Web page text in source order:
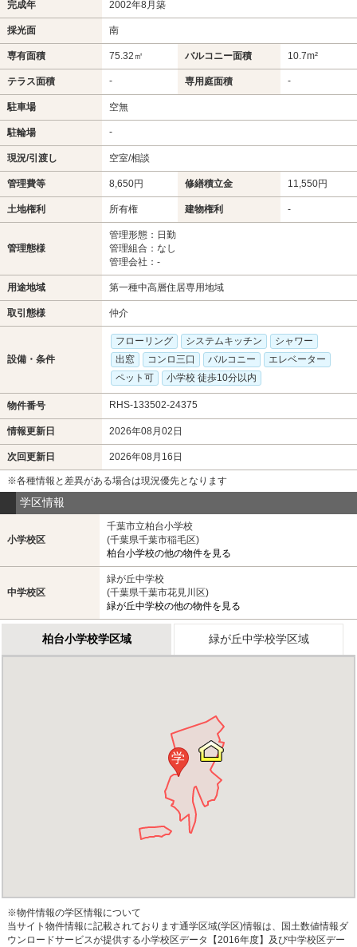
完成年 2002年8月築
採光面 南
専有面積 75.32㎡ バルコニー面積 10.7m²
テラス面積 - 専用庭面積 -
駐車場 空無
駐輪場 -
現況/引渡し 空室/相談
管理費等 8,650円 修繕積立金 11,550円
土地権利 所有権 建物権利 -
管理態様
管理形態：日勤
管理組合：なし
管理会社：-
用途地域 第一種中高層住居専用地域
取引態様 仲介
設備・条件
フローリング システムキッチン
シャワー
出窓
コンロ三口 バルコニー
エレベーター
ペット可
小学校 徒歩10分以内
物件番号 RHS-133502-24375
情報更新日 2026年08月02日
次回更新日 2026年08月16日
※各種情報と差異がある場合は現況優先となります
学区情報
小学校区
千葉市立柏台小学校
(千葉県千葉市稲毛区)
柏台小学校の他の物件を見る
中学校区
緑が丘中学校
(千葉県千葉市花見川区)
緑が丘中学校の他の物件を見る
柏台小学校学区域 緑が丘中学校学区域
学
※物件情報の学区情報について
当サイト物件情報に記載されております通学区域(学区)情報は、国土数値情報ダ
ウンロードサービスが提供する小学校区データ【2016年度】及び中学校区デー